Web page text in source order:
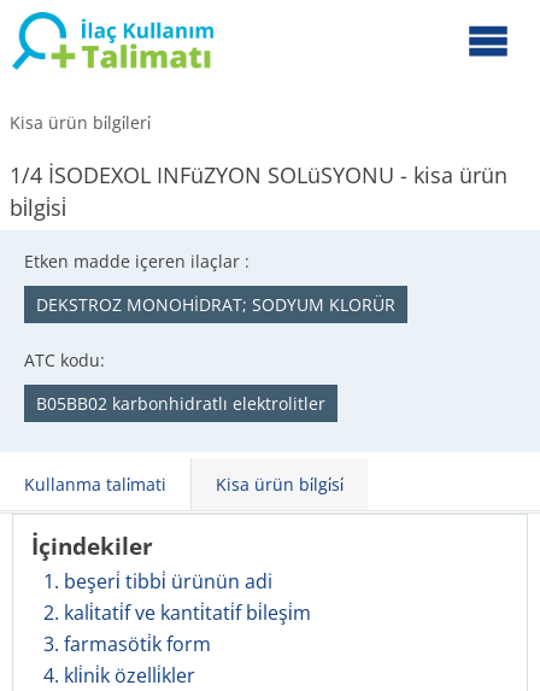
Kisa ürün bi̇lgi̇leri̇
1/4 İSODEXOL INFüZYON SOLüSYONU - kisa ürün
bi̇lgi̇si̇
Etken madde içeren ilaçlar :
DEKSTROZ MONOHİDRAT; SODYUM KLORÜR
ATC kodu:
B05BB02 karbonhidratlı elektrolitler
Kullanma tali̇mati Kisa ürün bi̇lgi̇si̇
İçindekiler
1. beşeri̇ tibbi̇ ürünün adi
2. kali̇tati̇f ve kanti̇tati̇f bi̇leşi̇m
3. farmasöti̇k form
4. kli̇ni̇k özelli̇kler